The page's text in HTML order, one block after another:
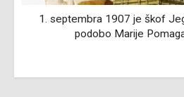
1. septembra 1907 je škof
podobo Marije